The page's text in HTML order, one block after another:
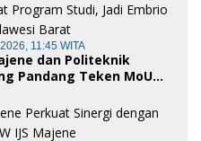
11:45 WITA
dan Politeknik
Pandang Teken MoU
Pendirian Politeknik
Barat